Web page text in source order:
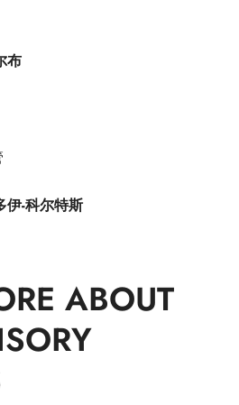
布
伊-科尔特斯
ABOUT